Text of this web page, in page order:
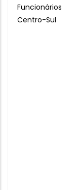
Funcionários
Centro-Sul